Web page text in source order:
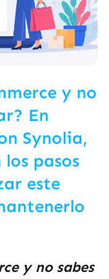
y no
En
Synolia,
los pasos
este
y no sabes